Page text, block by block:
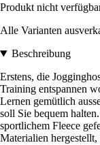
Produkt nicht
Alle Varianten
Beschreibung
Erstens, die
Training entspannen
Lernen gemütlich
soll Sie bequem
sportlichem Fleece
Materialien